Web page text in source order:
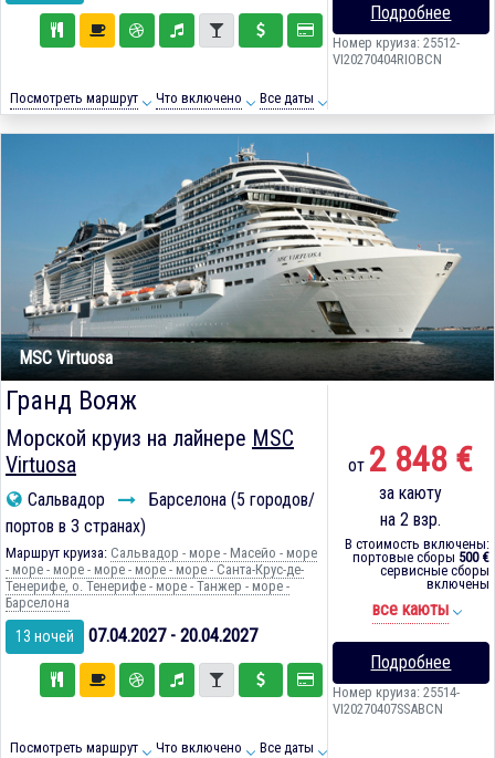
Посмотреть маршрут Что включено Все даты
Подробнее
Номер круиза: 25512-
VI20270404RIOBCN
MSC Virtuosa
Гранд Вояж
Морской круиз на лайнере MSC
Virtuosa
Сальвадор
Барселона (5 городов/
портов в 3 странах)
Маршрут круиза: Сальвадор - море - Масейо - море
- море - море - море - море - море - Санта-Крус-де-
Тенерифе, о. Тенерифе - море - Танжер - море -
Барселона
13 ночей 07.04.2027 - 20.04.2027
Посмотреть маршрут Что включено Все даты
от 2 848 €
за каюту
на 2 взр.
В стоимость включены:
портовые сборы 500 €
сервисные сборы
включены
все каюты
Подробнее
Номер круиза: 25514-
VI20270407SSABCN